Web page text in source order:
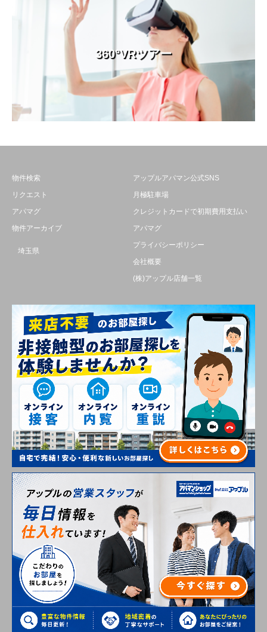
360°VRツアー
物件検索
リクエスト
アパマグ
物件アーカイブ
埼玉県
アップルアパマン公式SNS
月極駐車場
クレジットカードで初期費用支払い
アパマグ
プライバシーポリシー
会社概要
(株)アップル店舗一覧